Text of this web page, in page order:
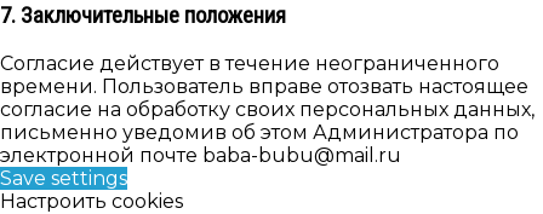
7. Заключительные положения
Согласие действует в течение неограниченного
времени. Пользователь вправе отозвать настоящее
согласие на обработку своих персональных данных,
письменно уведомив об этом Администратора по
электронной почте baba-bubu@mail.ru
Save settings
Настроить cookies